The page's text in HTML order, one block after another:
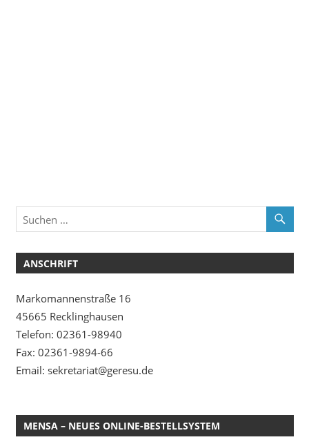
ANSCHRIFT
Markomannenstraße 16
45665 Recklinghausen
Telefon: 02361-98940
Fax: 02361-9894-66
Email: sekretariat@geresu.de
MENSA – NEUES ONLINE-BESTELLSYSTEM